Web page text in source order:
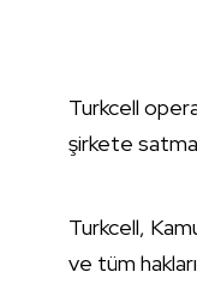
Turkcell
şirkete
Turkcell,
ve tüm